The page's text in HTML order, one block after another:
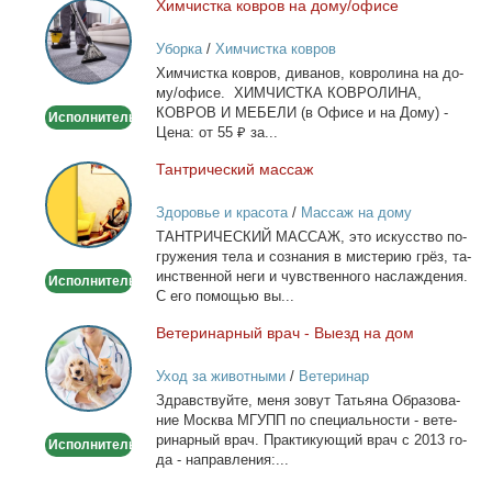
Химчистка
ковров
на
дому/
Исполнитель
Хим­чист­ка ков­ров на до­му/офи­се
Уборка/ Химчистка ковров
Хим­чист­ка ков­ров, ди­ва­нов, ков­ро­ли­на на до­
му/офи­се. ХИМЧИСТКА КОВРОЛИНА,
КОВРОВ И МЕБЕЛИ (в Офи­се и на До­му) -
Це­на: от 55 ₽ за...
Тантрический
массаж
Исполнитель
Тан­три­че­ский мас­саж
Здоровье и красота/ Массаж на дому
ТАНТРИЧЕСКИЙ МАССАЖ, это ис­кус­ство по­
гру­же­ния те­ла и со­зна­ния в ми­сте­рию грёз, та­
ин­ствен­ной неги и чув­ствен­но­го на­сла­жде­ния.
С его по­мо­щью вы...
Ветеринарный
врач
-
Выезд
дом
Исполнитель
Ве­те­ри­нар­ный врач - Вы­езд на дом
Уход за животными/ Ветеринар
Здрав­ствуй­те, ме­ня зо­вут Та­тья­на Об­ра­зо­ва­
ние Москва МГУПП по спе­ци­аль­но­сти - ве­те­
ри­нар­ный врач. Прак­ти­ку­ю­щий врач с 2013 го­
да - на­прав­ле­ния:...